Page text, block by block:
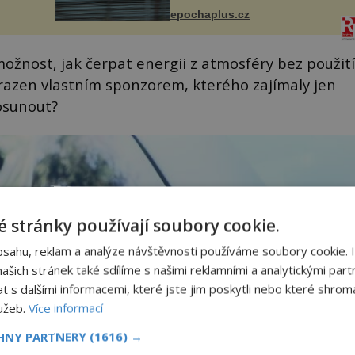
i ztrátou života. Dnes
nepochopiteln...
epochaplus.cz
jak čerpat energii z atmosféry bez použití
vlastním sponzorem, kterého zajímaly jen
stránky používají soubory cookie.
reklam a analýze návštěvnosti používáme soubory cookie.
stránek také sdílíme s našimi reklamními a analytickými
s dalšími informacemi, které jste jim poskytli nebo které
Více informací
PARTNERY (1616) →